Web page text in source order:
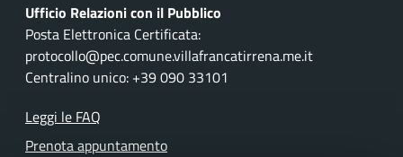
Ufficio Relazioni con il Pubblico
Posta Elettronica Certificata:
protocollo@pec.comune.villafrancatirrena.me.it
Centralino unico: +39 090 33101
Leggi le FAQ
Prenota appuntamento